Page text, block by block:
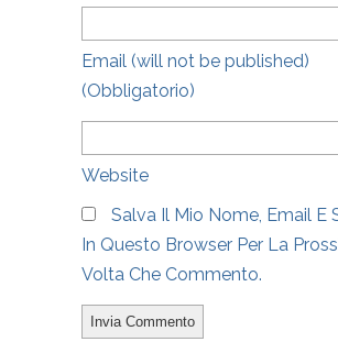
Email (will not be published)
(obbligatorio)
Website
Salva Il Mio Nome, Email E
In Questo Browser Per La
Volta Che Commento.